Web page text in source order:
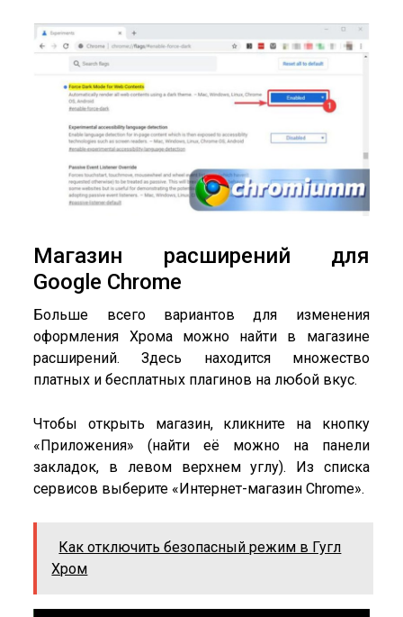
Магазин расширений для
Google Chrome
Больше всего вариантов для изменения
оформления Хрома можно найти в магазине
расширений. Здесь находится множество
платных и бесплатных плагинов на любой вкус.
Чтобы открыть магазин, кликните на кнопку
«Приложения» (найти её можно на панели
закладок, в левом верхнем углу). Из списка
сервисов выберите «Интернет-магазин Chrome».
Как отключить безопасный режим в Гугл
Хром